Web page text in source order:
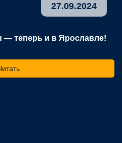
27.09.2024
теперь и в Ярославле!